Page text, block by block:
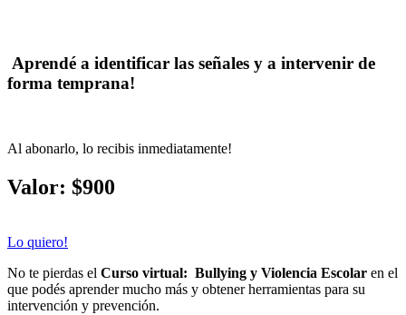
Aprendé a identificar las señales y a intervenir de
forma temprana!
Al abonarlo, lo recibis inmediatamente!
Valor: $900
Lo quiero!
No te pierdas el Curso virtual: Bullying y Violencia Escolar en el
que podés aprender mucho más y obtener herramientas para su
intervención y prevención.